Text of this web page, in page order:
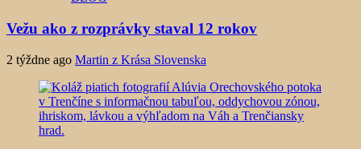
Vežu ako z rozprávky staval 12 rokov
2 týždne ago Martin z Krása Slovenska